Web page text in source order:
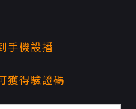
手機設播
獲得驗證碼